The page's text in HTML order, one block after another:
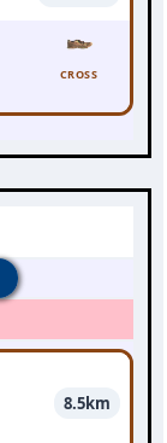
CROSS
8.5km